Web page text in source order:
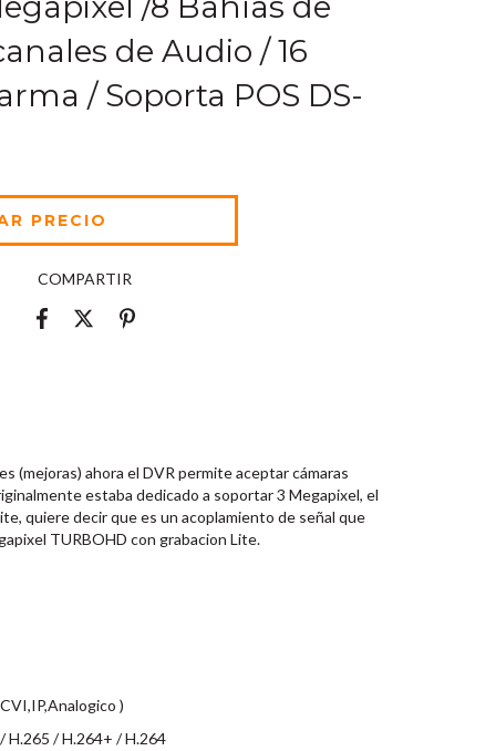
de Audio / 16
/ Soporta POS DS-
COMPARTIR
(mejoras) ahora el DVR permite aceptar cámaras
estaba dedicado a soportar 3 Megapixel, el
quiere decir que es un acoplamiento de señal que
TURBOHD con grabacion Lite.
)
H.265 / H.264+ / H.264